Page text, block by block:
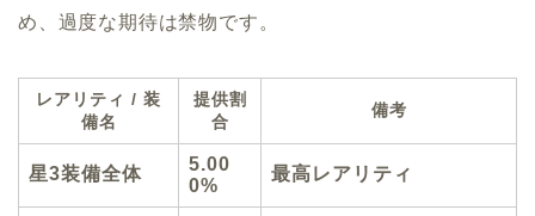
め、過度な期待は禁物です。
レアリティ / 装
備名
提供割
合
備考
星3装備全体
5.00
0%
最高レアリティ